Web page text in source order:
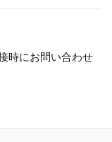
時にお問い合わせ